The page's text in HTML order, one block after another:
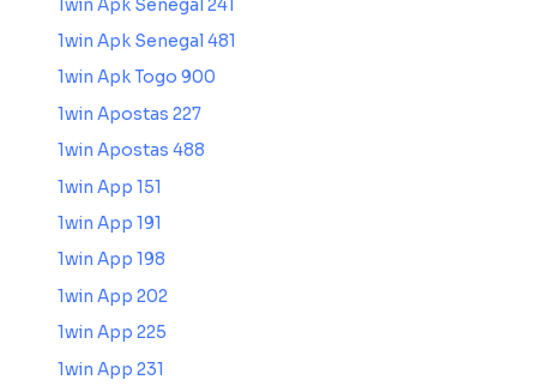
1win Apk Senegal 241
1win Apk Senegal 481
1win Apk Togo 900
1win Apostas 227
1win Apostas 488
1win App 151
1win App 191
1win App 198
1win App 202
1win App 225
1win App 231